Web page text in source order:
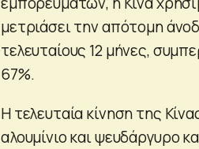
μετριάσει την απότομη
τελευταίους 12 μήνες,
67%.
Η τελευταία κίνηση της
αλουμίνιο και ψευδάργυρο